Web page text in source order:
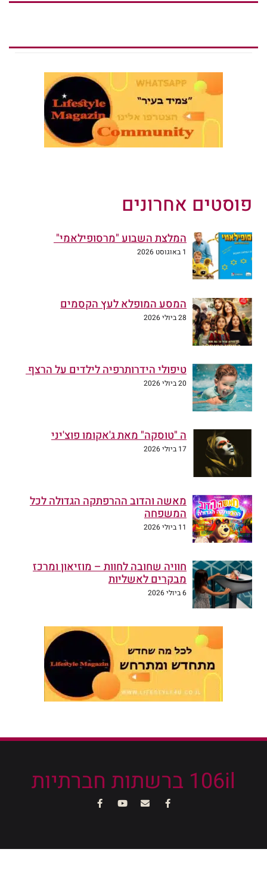
פוסטים אחרונים
המלצת השבוע "מרסופילאמי"
1 באוגוסט 2026
המסע המופלא לעץ הקסמים
28 ביולי 2026
טיפולי הידרותרפיה לילדים על הרצף
20 ביולי 2026
ה "טוסקה" מאת ג'אקומו פוצ'יני
17 ביולי 2026
מאשה והדוב ההרפתקה הגדולה לכל
המשפחה
11 ביולי 2026
חוויה שחובה לחוות – מוזיאון ומרכז
מבקרים לאשליות
6 ביולי 2026
106il ברשתות חברתיות